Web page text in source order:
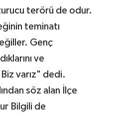
terörü de odur.
teminatı
Genç
ve
Biz varız" dedi.
söz alan İlçe
Bilgili de